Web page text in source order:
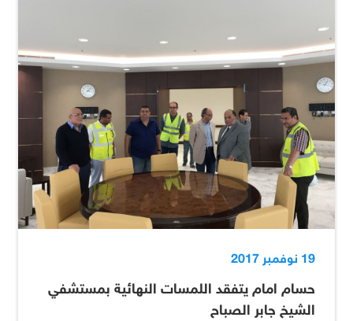
19 نوفمبر 2017
حسام امام يتفقد اللمسات النهائية بمستشفي
الشيخ جابر الصباح